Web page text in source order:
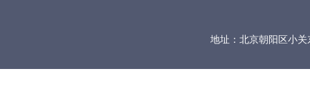
地址：北京朝阳区小